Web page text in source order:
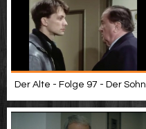
Der Alte - Folge 97 - Der Sohn